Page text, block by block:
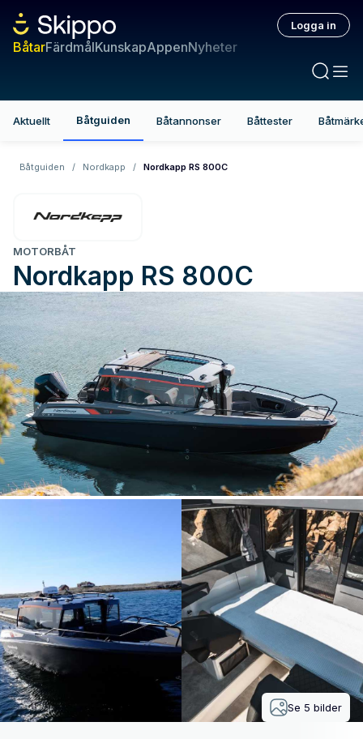
BåtarFärdmålKunskapAppenNyheter
Logga in
Aktuellt Båtguiden Båtannonser Båttester
Båtguiden / Nordkapp / Nordkapp RS 800C
MOTORBÅT
Nordkapp RS 800C
Se 5 bilder